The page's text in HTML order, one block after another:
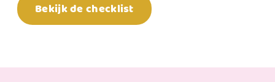
Bekijk de checklist